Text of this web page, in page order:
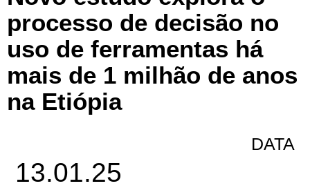
processo de decisão no
uso de ferramentas há
mais de 1 milhão de anos
na Etiópia
DATA
13.01.25